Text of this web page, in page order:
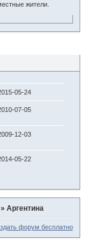
жители.
05-24
07-05
12-03
05-22
» Аргентина
форум бесплатно